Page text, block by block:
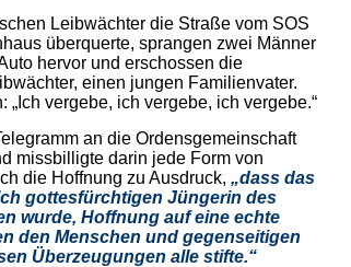
Leibwächter die Straße vom SOS
überquerte, sprangen zwei Männer
hervor und erschossen die
einen jungen Familienvater.
„Ich vergebe, ich vergebe, ich vergebe.“
an die Ordensgemeinschaft
missbilligte darin jede Form von
die Hoffnung zu Ausdruck, „dass das
gottesfürchtigen Jüngerin des
wurde, Hoffnung auf eine echte
den Menschen und gegenseitigen
Überzeugungen alle stifte.“